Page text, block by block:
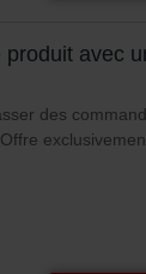
produit avec
des